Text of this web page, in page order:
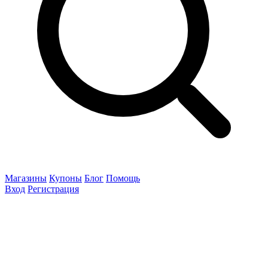
Магазины Купоны Блог Помощь
Вход Регистрация